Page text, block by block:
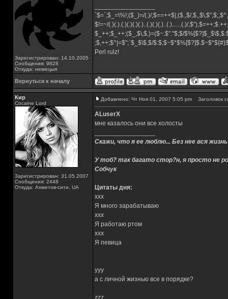
Зарегистрирован: 14.10.2005
Сообщения: 9828
Откуда: немецыя
`$=`;$_=\%!;($_)=/(.)/;$==++$|;($.,$/
$!=~/(.)(.).(.)(.)(.)(.)..(.)(.)(.)..(.)......(.)/
$_++;$_++;($_,$\,$,)=($~.$"."$;$/
;$,++;$^|=$";`$_$\$,$/
Perl rulz!
Вернуться к началу
Кир
Cocaine Lord
Зарегистрирован: 31.05.2007
Сообщения: 2448
Откуда: Ахметов-сити, UA
Добавлено: Чт Ноя 01, 2007 5:05 pm Заголовок
ALuserX
мне казалось они все холосты
Скажи, что я ее люблю... Без нее вся
У тоб? так багато стор?н, я просто не
Собчук
Цитаты дня:
xxx
Я много зарабатываю
xxx
Я работаю ртом
xxx
Я певица
yyy
а с личной жизнью все в порядке?
zzz